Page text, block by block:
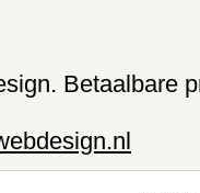
Betaalbare